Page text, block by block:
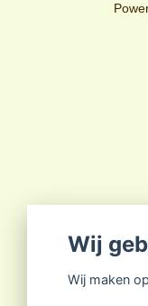
Wij
Wij maken